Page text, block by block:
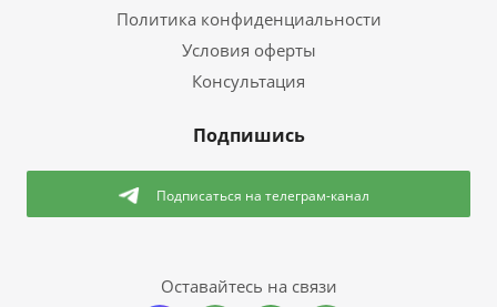
Политика конфиденциальности
Условия оферты
Консультация
Подпишись
Подписаться на телеграм-канал
Оставайтесь на связи